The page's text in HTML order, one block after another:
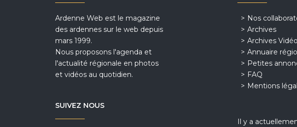
Ardenne Web est le magazine
des ardennes sur le web depuis
mars 1999.
Nous proposons l'agenda et
l'actualité régionale en photos
et vidéos au quotidien.
SUIVEZ NOUS
Nos
Archives
Archives
Annuaire
Petites
FAQ
Mentions
Il y a